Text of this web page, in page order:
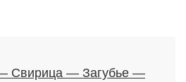
Свирица — Загубье —